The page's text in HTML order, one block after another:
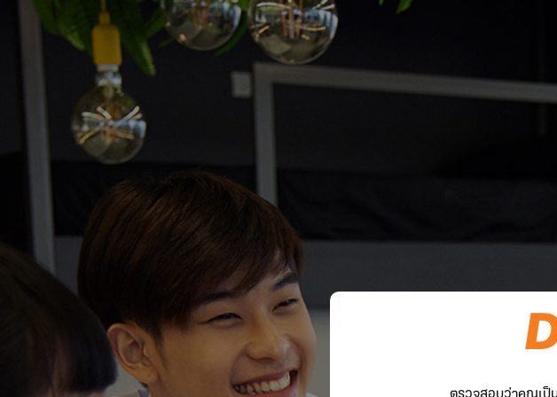
ตรวจสอบว่าคุณเป็